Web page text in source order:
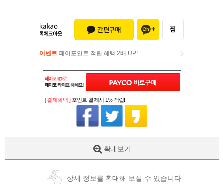
이벤트 페이포인트 적립 혜택 2배 UP!
[ 결제혜택 ] 포인트 결제시 1% 적립!
확대보기
상세 정보를 확대해 보실 수 있습니다